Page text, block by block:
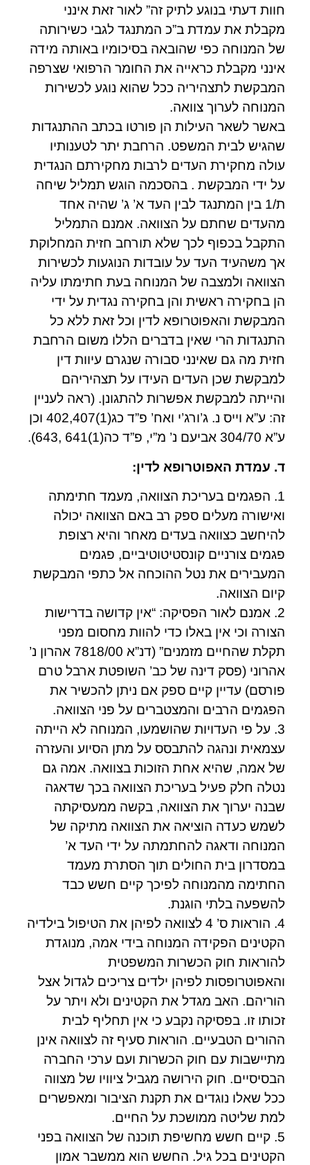
חוות דעתי בנוגע לתיק זה” לאור זאת אינני
מקבלת את עמדת ב”כ המתנגד לגבי כשירותה
של המנוחה כפי שהובאה בסיכומיו באותה מידה
אינני מקבלת כראייה את החומר הרפואי שצרפה
המבקשת לתצהיריה ככל שהוא נוגע לכשירות
המנוחה לערוך צוואה.
באשר לשאר העילות הן פורטו בכתב ההתנגדות
שהגיש לבית המשפט. הרחבת יתר לטענותיו
עולה מחקירת העדים לרבות מחקירתם הנגדית
על ידי המבקשת . בהסכמה הוגש תמליל שיחה
ת/1 בין המתנגד לבין העד א’ ג’ שהיה אחד
מהעדים שחתם על הצוואה. אמנם התמליל
התקבל בכפוף לכך שלא תורחב חזית המחלוקת
אך משהעיד העד על עובדות הנוגעות לכשירות
הצוואה ולמצבה של המנוחה בעת חתימתו עליה
הן בחקירה ראשית והן בחקירה נגדית על ידי
המבקשת והאפוטרופא לדין וכל זאת ללא כל
התנגדות הרי שאין בדברים הללו משום הרחבת
חזית מה גם שאינני סבורה שנגרם עיוות דין
למבקשת שכן העדים העידו על תצהיריהם
והייתה למבקשת אפשרות להתגונן. (ראה לעניין
זה: ע”א וייס נ. ג’ורג’י ואח’ פ”ד כג(1)402,407 וכן
ע”א 304/70 אביעם נ’ מ”י, פ”ד כה(1)641 ,643).
ד. עמדת האפוטרופא לדין:
1. הפגמים בעריכת הצוואה, מעמד חתימתה
ואישורה מעלים ספק רב באם הצוואה יכולה
להיחשב כצוואה בעדים מאחר והיא רצופת
פגמים צורניים קונסטיטוטיביים, פגמים
המעבירים את נטל ההוכחה אל כתפי המבקשת
קיום הצוואה.
2. אמנם לאור הפסיקה: “אין קדושה בדרישות
הצורה וכי אין באלו כדי להוות מחסום מפני
תקלת שהחיים מזמנים” (דנ”א 7818/00 אהרון נ’
אהרוני (פסק דינה של כב’ השופטת ארבל טרם
פורסם) עדיין קיים ספק אם ניתן להכשיר את
הפגמים הרבים והמצטברים על פני הצוואה.
3. על פי העדויות שהושמעו, המנוחה לא הייתה
עצמאית ונהגה להתבסס על מתן הסיוע והעזרה
של אמה, שהיא אחת הזוכות בצוואה. אמה גם
נטלה חלק פעיל בעריכת הצוואה בכך שדאגה
שבנה יערוך את הצוואה, בקשה ממעסיקתה
לשמש כעדה הוציאה את הצוואה מתיקה של
המנוחה ודאגה להחתמתה על ידי העד א’
במסדרון בית החולים תוך הסתרת מעמד
החתימה מהמנוחה לפיכך קיים חשש כבד
להשפעה בלתי הוגנת.
4. הוראות ס’ 4 לצוואה לפיהן את הטיפול בילדיה
הקטינים הפקידה המנוחה בידי אמה, מנוגדת
להוראות חוק הכשרות המשפטית
והאפוטרופסות לפיהן ילדים צריכים לגדול אצל
הוריהם. האב מגדל את הקטינים ולא ויתר על
זכותו זו. בפסיקה נקבע כי אין תחליף לבית
ההורים הטבעיים. הוראות סעיף זה לצוואה אינן
מתיישבות עם חוק הכשרות ועם ערכי החברה
הבסיסיים. חוק הירושה מגביל ציוויו של מצווה
ככל שאלו נוגדים את תקנת הציבור ומאפשרים
למת שליטה ממושכת על החיים.
5. קיים חשש מחשיפת תוכנה של הצוואה בפני
הקטינים בכל גיל. החשש הוא ממשבר אמון